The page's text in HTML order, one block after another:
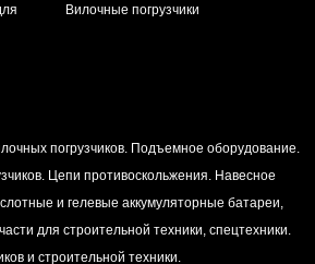
Вилочные погрузчики
погрузчиков. Подъемное оборудование.
Цепи противоскольжения. Навесное
и гелевые аккумуляторные батареи,
для строительной техники, спецтехники.
и строительной техники.